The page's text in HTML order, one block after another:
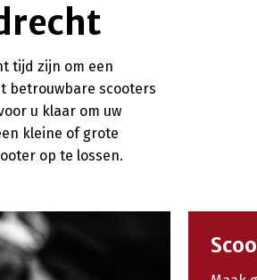
tijd zijn om een
betrouwbare scooters
u klaar om uw
kleine of grote
op te lossen.